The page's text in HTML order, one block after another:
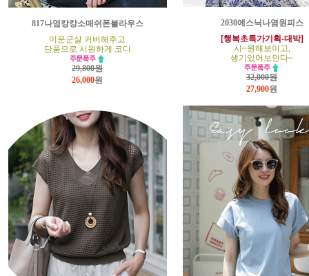
817나염캉캉소매쉬폰블라우스
미운군살 커버해주고
단품으로 시원하게 코디
29,800원
26,000원
2030에스닉나염원피스
[행복초특가기획-대박]
시~원해보이고,
생기있어보인다~
32,000원
27,900원